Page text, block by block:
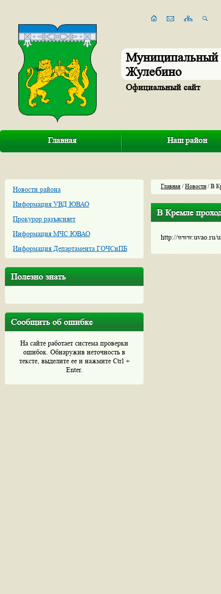
Муниципальный
Жулебино
Официальный сайт
Главная Наш район
Новости района
Информация УВД ЮВАО
Прокурор разъясняет
Информация МЧС ЮВАО
Информация Департамента ГОЧСиПБ
Полезно знать
Сообщить об ошибке
На сайте работает система проверки
ошибок. Обнаружив неточность в
тексте, выделите ее и нажмите Ctrl +
Enter.
Главная /Новости/ В
В Кремле
http://www.uvao.ru/